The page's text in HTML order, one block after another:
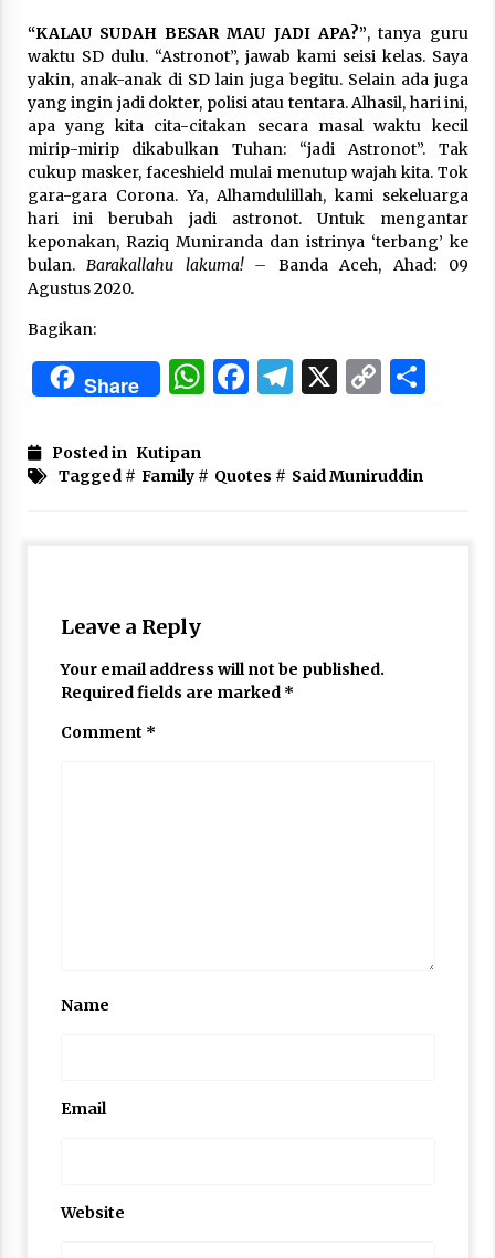
Takut Mati
3 months ago
Said Muniruddin Latih Mental dan Spiritual 80
Siswa YPHC
3 months ago
Said Muniruddin Beri Pelatihan dan Motivasi
SELVi: Sebuah Model Motivasi dalam
Kepemimpinan Bisnis
Eksistensi Iran dalam Tiga Ayat: Memahami
Aliansi Yahudi dan Kristen dalam Dinamika
“KALAU SUDAH BESAR MAU JADI APA?”, tanya guru
waktu SD dulu. “Astronot”, jawab kami seisi kelas. Saya
yakin, anak-anak di SD lain juga begitu. Selain ada juga
yang ingin jadi dokter, polisi atau tentara. Alhasil, hari ini,
apa yang kita cita-citakan secara masal waktu kecil
mirip-mirip dikabulkan Tuhan: “jadi Astronot”. Tak
cukup masker, faceshield mulai menutup wajah kita. Tok
gara-gara Corona. Ya, Alhamdulillah, kami sekeluarga
hari ini berubah jadi astronot. Untuk mengantar
keponakan, Raziq Muniranda dan istrinya ‘terbang’ ke
bulan. Barakallahu lakuma! – Banda Aceh, Ahad: 09
Agustus 2020.
Bagikan:
Share WhatsApp
Facebook
Telegram
X Copy
Posted in Kutipan
Tagged # Family# Quotes # Said Muniruddin
Leave a Reply
Your email address will not be published.
Required fields are marked *
Comment *
Name
Email
Website